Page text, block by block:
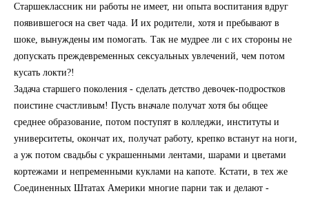
Старшеклассник ни работы не имеет, ни опыта воспитания вдруг
появившегося на свет чада. И их родители, хотя и пребывают в
шоке, вынуждены им помогать. Так не мудрее ли с их стороны не
допускать преждевременных сексуальных увлечений, чем потом
кусать локти?!
Задача старшего поколения - сделать детство девочек-подростков
поистине счастливым! Пусть вначале получат хотя бы общее
среднее образование, потом поступят в колледжи, институты и
университеты, окончат их, получат работу, крепко встанут на ноги,
а уж потом свадьбы с украшенными лентами, шарами и цветами
кортежами и непременными куклами на капоте. Кстати, в тех же
Соединенных Штатах Америки многие парни так и делают -